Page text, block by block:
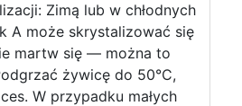
Zimą lub w chłodnych
A może skrystalizować się
martw się — można to
żywicę do 50°C,
W przypadku małych